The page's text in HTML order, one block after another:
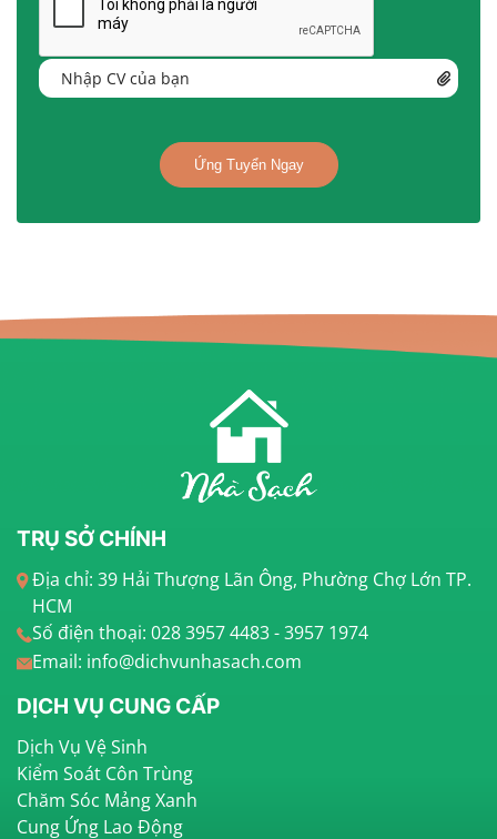
Nhập CV của bạn
Ứng Tuyển Ngay
TRỤ SỞ CHÍNH
Địa chỉ: 39 Hải Thượng Lãn Ông, Phường Chợ Lớn TP.
HCM
Số điện thoại: 028 3957 4483 - 3957 1974
Email: info@dichvunhasach.com
DỊCH VỤ CUNG CẤP
Dịch Vụ Vệ Sinh
Kiểm Soát Côn Trùng
Chăm Sóc Mảng Xanh
Cung Ứng Lao Động